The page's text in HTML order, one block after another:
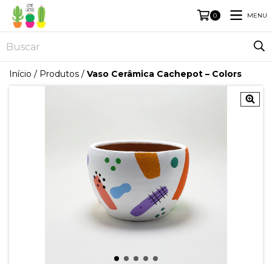
0 MENU
Início / Produtos / Vaso Cerâmica Cachepot – Colors